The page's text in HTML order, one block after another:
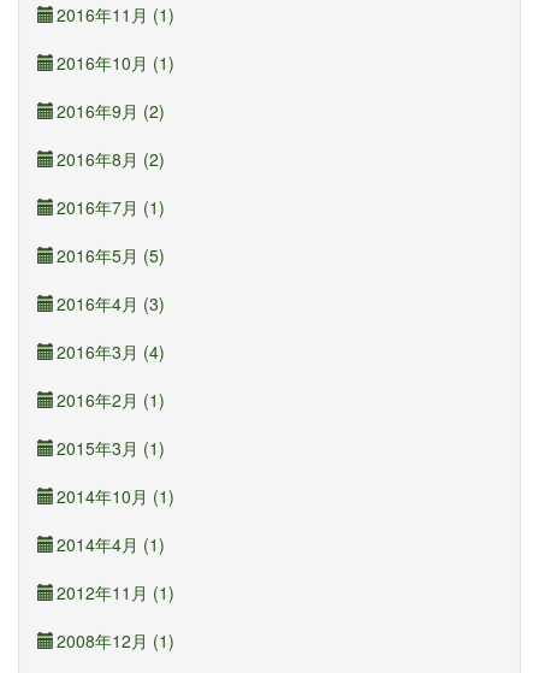
2016年11月 (1)
2016年10月 (1)
2016年9月 (2)
2016年8月 (2)
2016年7月 (1)
2016年5月 (5)
2016年4月 (3)
2016年3月 (4)
2016年2月 (1)
2015年3月 (1)
2014年10月 (1)
2014年4月 (1)
2012年11月 (1)
2008年12月 (1)